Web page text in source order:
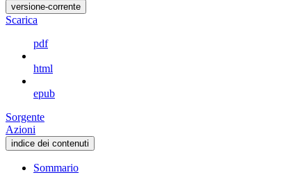
versione-corrente
Scarica
pdf
html
epub
Sorgente
Azioni
indice dei contenuti
Sommario